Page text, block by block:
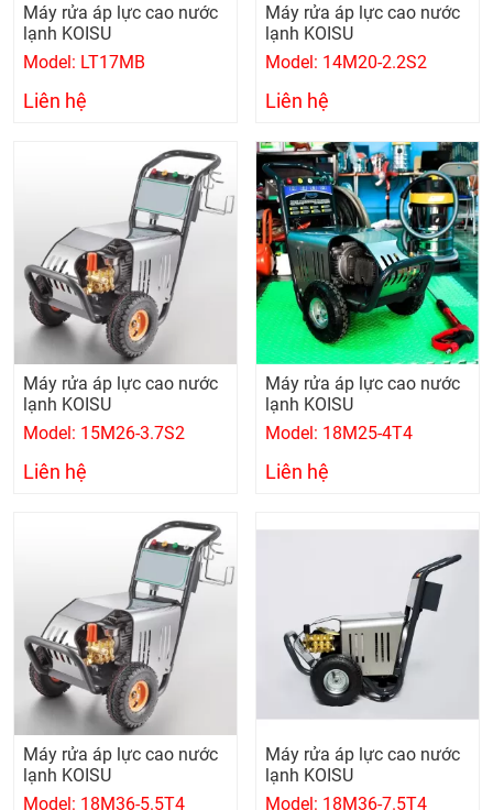
Máy rửa áp lực cao nước
lạnh KOISU
Model: LT17MB
Liên hệ
Máy rửa áp lực cao nước
lạnh KOISU
Model: 14M20-2.2S2
Liên hệ
Máy rửa áp lực cao nước
lạnh KOISU
Model: 15M26-3.7S2
Liên hệ
Máy rửa áp lực cao nước
lạnh KOISU
Model: 18M25-4T4
Liên hệ
Máy rửa áp lực cao nước
lạnh KOISU
Model: 18M36-5.5T4
Máy rửa áp lực cao nước
lạnh KOISU
Model: 18M36-7.5T4